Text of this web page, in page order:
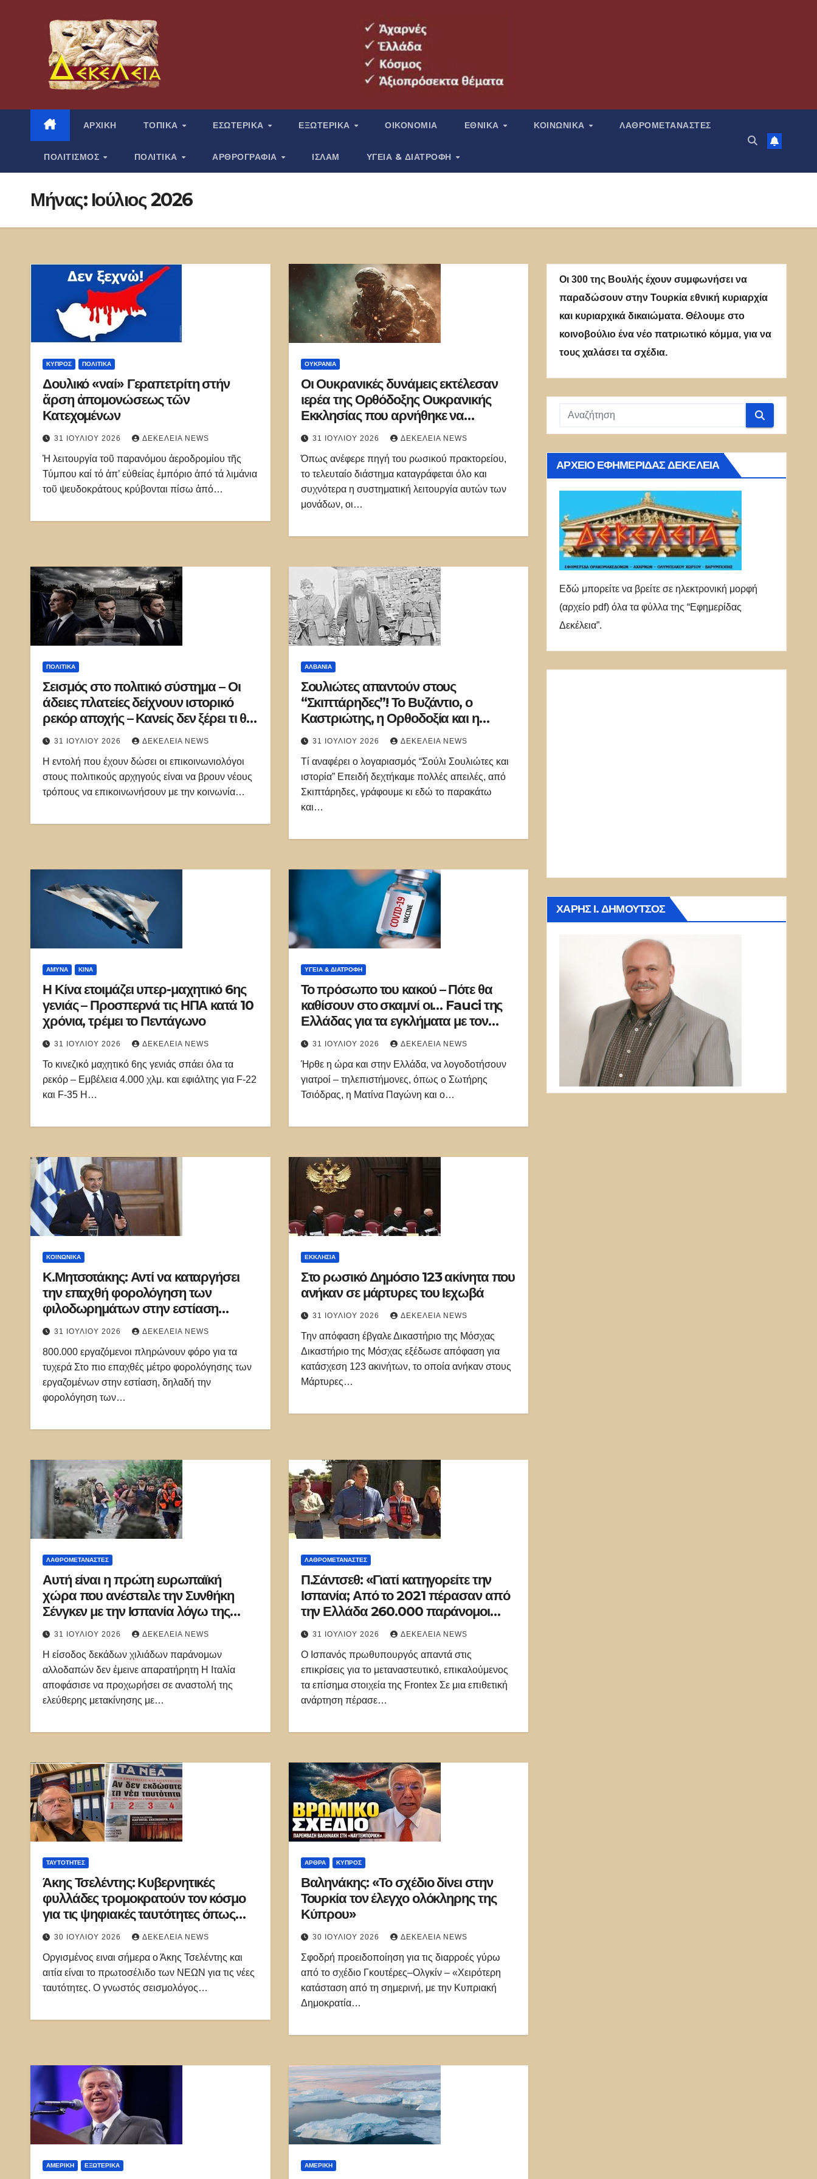
περιεχόμενο
ΑΡΧΙΚΗ ΤΟΠΙΚΑ ΕΣΩΤΕΡΙΚΑ ΕΞΩΤΕΡΙΚΑ ΟΙΚΟΝΟΜΙΑ ΕΘΝΙΚΑ ΚΟΙΝΩΝΙΚΑ ΛΑΘΡΟΜΕΤΑΝΑΣΤΕΣ
ΠΟΛΙΤΙΣΜΟΣ ΠΟΛΙΤΙΚΑ ΑΡΘΡΟΓΡΑΦΙΑ ΙΣΛΑΜ ΥΓΕΙΑ & ΔΙΑΤΡΟΦΗ
Μήνας: Ιούλιος 2026
ΚΎΠΡΟΣ ΠΟΛΙΤΙΚΑ
Δουλικό «ναί» Γεραπετρίτη στήν
ἄρση ἀπομονώσεως τῶν
Κατεχομένων
31 ΙΟΥΛΊΟΥ 2026 ΔΕΚΈΛΕΙΑ NEWS
Ἡ λειτουργία τοῦ παρανόμου ἀεροδρομίου τῆς
Τύμπου καί τό ἀπ’ εὐθείας ἐμπόριο ἀπό τά λιμάνια
τοῦ ψευδοκράτους κρύβονται πίσω ἀπό…
ΟΥΚΡΑΝΊΑ
Οι Ουκρανικές δυνάμεις εκτέλεσαν
ιερέα της Ορθόδοξης Ουκρανικής
Εκκλησίας που αρνήθηκε να
πολεμήσει
31 ΙΟΥΛΊΟΥ 2026 ΔΕΚΈΛΕΙΑ NEWS
Όπως ανέφερε πηγή του ρωσικού πρακτορείου,
το τελευταίο διάστημα καταγράφεται όλο και
συχνότερα η συστηματική λειτουργία αυτών των
μονάδων, οι…
ΠΟΛΙΤΙΚΑ
Σεισμός στο πολιτικό σύστημα – Οι
άδειες πλατείες δείχνουν ιστορικό
ρεκόρ αποχής – Κανείς δεν ξέρει τι θα
βγάλει τελικά η κάλπη
31 ΙΟΥΛΊΟΥ 2026 ΔΕΚΈΛΕΙΑ NEWS
Η εντολή που έχουν δώσει οι επικοινωνιολόγοι
στους πολιτικούς αρχηγούς είναι να βρουν νέους
τρόπους να επικοινωνήσουν με την κοινωνία…
ΑΛΒΑΝΊΑ
Σουλιώτες απαντούν στους
“Σκιπτάρηδες”! Το Βυζάντιο, ο
Καστριώτης, η Ορθοδοξία και η
συνεργασία με τους φασίστες
31 ΙΟΥΛΊΟΥ 2026 ΔΕΚΈΛΕΙΑ NEWS
Τί αναφέρει ο λογαριασμός “Σούλι Σουλιώτες και
ιστορία” Επειδή δεχτήκαμε πολλές απειλές, από
Σκιπτάρηδες, γράφουμε κι εδώ το παρακάτω
και…
ΑΜΥΝΑ ΚΊΝΑ
Η Κίνα ετοιμάζει υπερ-μαχητικό 6ης
γενιάς – Προσπερνά τις ΗΠΑ κατά 10
χρόνια, τρέμει το Πεντάγωνο
31 ΙΟΥΛΊΟΥ 2026 ΔΕΚΈΛΕΙΑ NEWS
Το κινεζικό μαχητικό 6ης γενιάς σπάει όλα τα
ρεκόρ – Εμβέλεια 4.000 χλμ. και εφιάλτης για F-22
και F-35 Η…
ΥΓΕΙΑ & ΔΙΑΤΡΟΦΗ
Το πρόσωπο του κακού – Πότε θα
καθίσουν στο σκαμνί οι… Fauci της
Ελλάδας για τα εγκλήματα με τον
Covid
31 ΙΟΥΛΊΟΥ 2026 ΔΕΚΈΛΕΙΑ NEWS
Ήρθε η ώρα και στην Ελλάδα, να λογοδοτήσουν
γιατροί – τηλεπιστήμονες, όπως ο Σωτήρης
Τσιόδρας, η Ματίνα Παγώνη και ο…
ΚΟΙΝΩΝΙΚΑ
Κ.Μητσοτάκης: Αντί να καταργήσει
την επαχθή φορολόγηση των
φιλοδωρημάτων στην εστίαση
περιχαρής ανακοίνωσε μείωση!
31 ΙΟΥΛΊΟΥ 2026 ΔΕΚΈΛΕΙΑ NEWS
800.000 εργαζόμενοι πληρώνουν φόρο για τα
τυχερά Στο πιο επαχθές μέτρο φορολόγησης των
εργαζομένων στην εστίαση, δηλαδή την
φορολόγηση των…
ΕΚΚΛΗΣΊΑ
Στο ρωσικό Δημόσιο 123 ακίνητα που
ανήκαν σε μάρτυρες του Ιεχωβά
31 ΙΟΥΛΊΟΥ 2026 ΔΕΚΈΛΕΙΑ NEWS
Την απόφαση έβγαλε Δικαστήριο της Μόσχας
Δικαστήριο της Mόσχας εξέδωσε απόφαση για
κατάσχεση 123 ακινήτων, το οποία ανήκαν στους
Μάρτυρες…
ΛΑΘΡΟΜΕΤΑΝΑΣΤΕΣ
Αυτή είναι η πρώτη ευρωπαϊκή
χώρα που ανέστειλε την Συνθήκη
Σένγκεν με την Ισπανία λόγω της
κατάστασης στη Θέουτα
31 ΙΟΥΛΊΟΥ 2026 ΔΕΚΈΛΕΙΑ NEWS
Η είσοδος δεκάδων χιλιάδων παράνομων
αλλοδαπών δεν έμεινε απαρατήρητη Η Ιταλία
αποφάσισε να προχωρήσει σε αναστολή της
ελεύθερης μετακίνησης με…
ΛΑΘΡΟΜΕΤΑΝΑΣΤΕΣ
Π.Σάντσεθ: «Γιατί κατηγορείτε την
Ισπανία; Από το 2021 πέρασαν από
την Ελλάδα 260.000 παράνομοι
μετανάστες»!
31 ΙΟΥΛΊΟΥ 2026 ΔΕΚΈΛΕΙΑ NEWS
Ο Ισπανός πρωθυπουργός απαντά στις
επικρίσεις για το μεταναστευτικό, επικαλούμενος
τα επίσημα στοιχεία της Frontex Σε μια επιθετική
ανάρτηση πέρασε…
ΤΑΥΤΌΤΗΤΕΣ
Άκης Τσελέντης: Κυβερνητικές
φυλλάδες τρομοκρατούν τον κόσμο
για τις ψηφιακές ταυτότητες όπως
έκαναν με τα εμβόλια στην περίοδο
της πανδημίας
30 ΙΟΥΛΊΟΥ 2026 ΔΕΚΈΛΕΙΑ NEWS
Οργισμένος ειναι σήμερα ο Άκης Τσελέντης και
αιτία είναι το πρωτοσέλιδο των ΝΕΩΝ για τις νέες
ταυτότητες. Ο γνωστός σεισμολόγος…
ΑΡΘΡΑ ΚΎΠΡΟΣ
Βαληνάκης: «Το σχέδιο δίνει στην
Τουρκία τον έλεγχο ολόκληρης της
Κύπρου»
30 ΙΟΥΛΊΟΥ 2026 ΔΕΚΈΛΕΙΑ NEWS
Σφοδρή προειδοποίηση για τις διαρροές γύρω
από το σχέδιο Γκουτέρες–Ολγκίν – «Χειρότερη
κατάσταση από τη σημερινή, με την Κυπριακή
Δημοκρατία…
ΑΜΕΡΙΚΉ ΕΞΩΤΕΡΙΚΑ ΑΜΕΡΙΚΉ
Οι 300 της Βουλής έχουν συμφωνήσει να
παραδώσουν στην Τουρκία εθνική κυριαρχία
και κυριαρχικά δικαιώματα. Θέλουμε στο
κοινοβούλιο ένα νέο πατριωτικό κόμμα, για να
τους χαλάσει τα σχέδια.
ΑΡΧΕΊΟ ΕΦΗΜΕΡΊΔΑΣ ΔΕΚΈΛΕΙΑ
Εδώ μπορείτε να βρείτε σε ηλεκτρονική μορφή
(αρχείο pdf) όλα τα φύλλα της “Εφημερίδας
Δεκέλεια”.
ΧΆΡΗΣ Ι. ΔΗΜΟΎΤΣΟΣ